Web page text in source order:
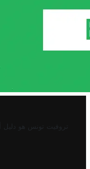
تروفيت تونس هو دليل